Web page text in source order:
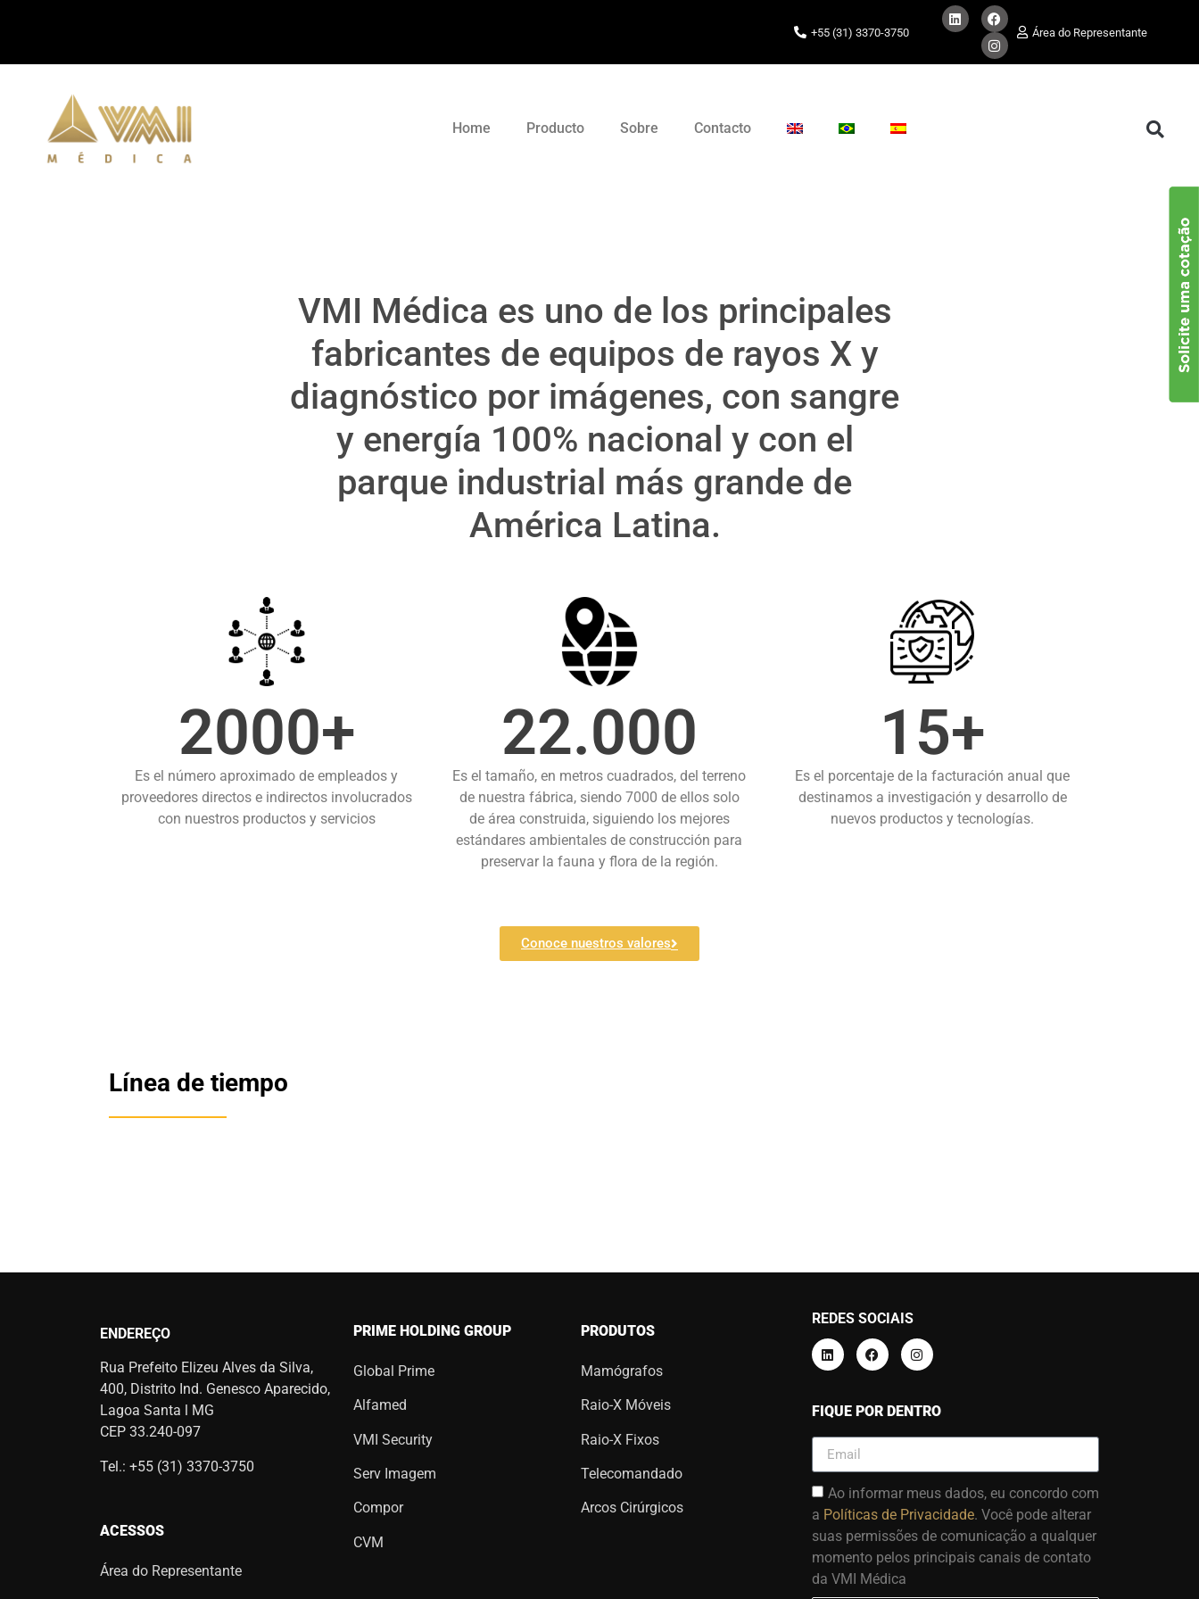
+55 (31) 3370-3750 Área do Representante
Home Producto Sobre Contacto
VMI Médica es uno de los principales
fabricantes de equipos de rayos X y
diagnóstico por imágenes, con sangre
y energía 100% nacional y con el
parque industrial más grande de
América Latina.
2000+
Es el número aproximado de empleados y
proveedores directos e indirectos involucrados
con nuestros productos y servicios
22.000
Es el tamaño, en metros cuadrados, del terreno
de nuestra fábrica, siendo 7000 de ellos solo
de área construida, siguiendo los mejores
estándares ambientales de construcción para
preservar la fauna y flora de la región.
15+
Es el porcentaje de la facturación anual que
destinamos a investigación y desarrollo de
nuevos productos y tecnologías.
Conoce nuestros valores
Línea de tiempo
ENDEREÇO
Rua Prefeito Elizeu Alves da Silva,
400, Distrito Ind. Genesco Aparecido,
Lagoa Santa l MG
CEP 33.240-097
Tel.: +55 (31) 3370-3750
ACESSOS
Área do Representante
PRIME HOLDING GROUP
Global Prime
Alfamed
VMI Security
Serv Imagem
Compor
CVM
PRODUTOS
Mamógrafos
Raio-X Móveis
Raio-X Fixos
Telecomandado
Arcos Cirúrgicos
REDES SOCIAIS
FIQUE POR DENTRO
Ao informar meus dados, eu concordo com
a Políticas de Privacidade. Você pode alterar
suas permissões de comunicação a qualquer
momento pelos principais canais de contato
da VMI Médica